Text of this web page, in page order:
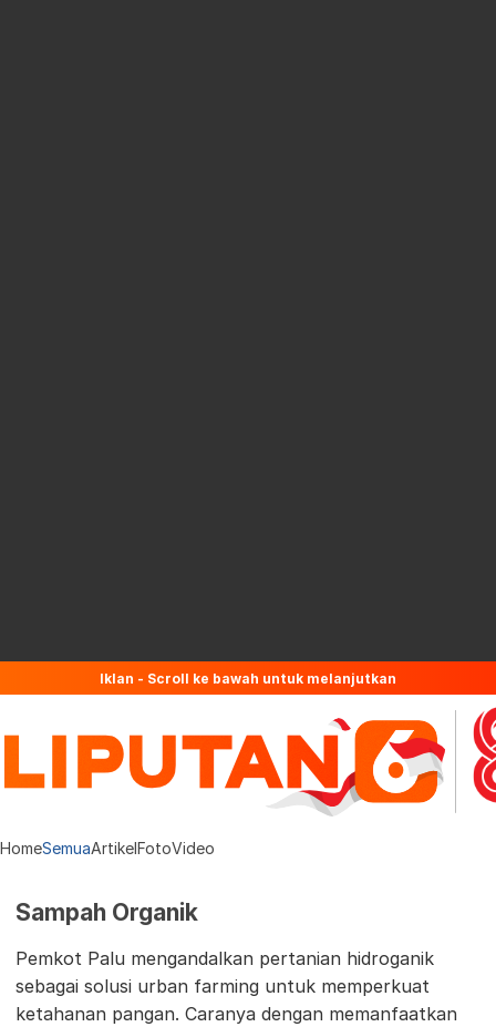
Iklan - Scroll ke bawah untuk melanjutkan
HomeSemuaArtikelFotoVideo
Sampah Organik
Pemkot Palu mengandalkan pertanian hidroganik
sebagai solusi urban farming untuk memperkuat
ketahanan pangan. Caranya dengan memanfaatkan